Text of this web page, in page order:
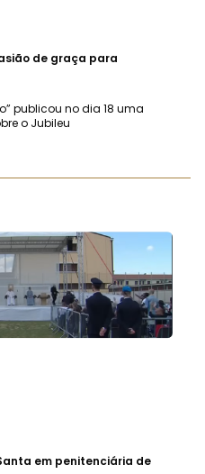
de graça para
publicou no dia 18 uma
o Jubileu
em penitenciária de